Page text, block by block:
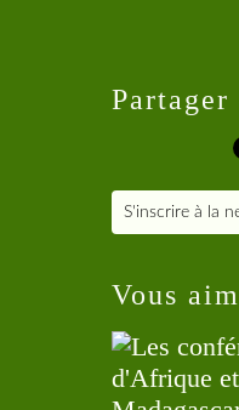
S'inscrire à la
Vous